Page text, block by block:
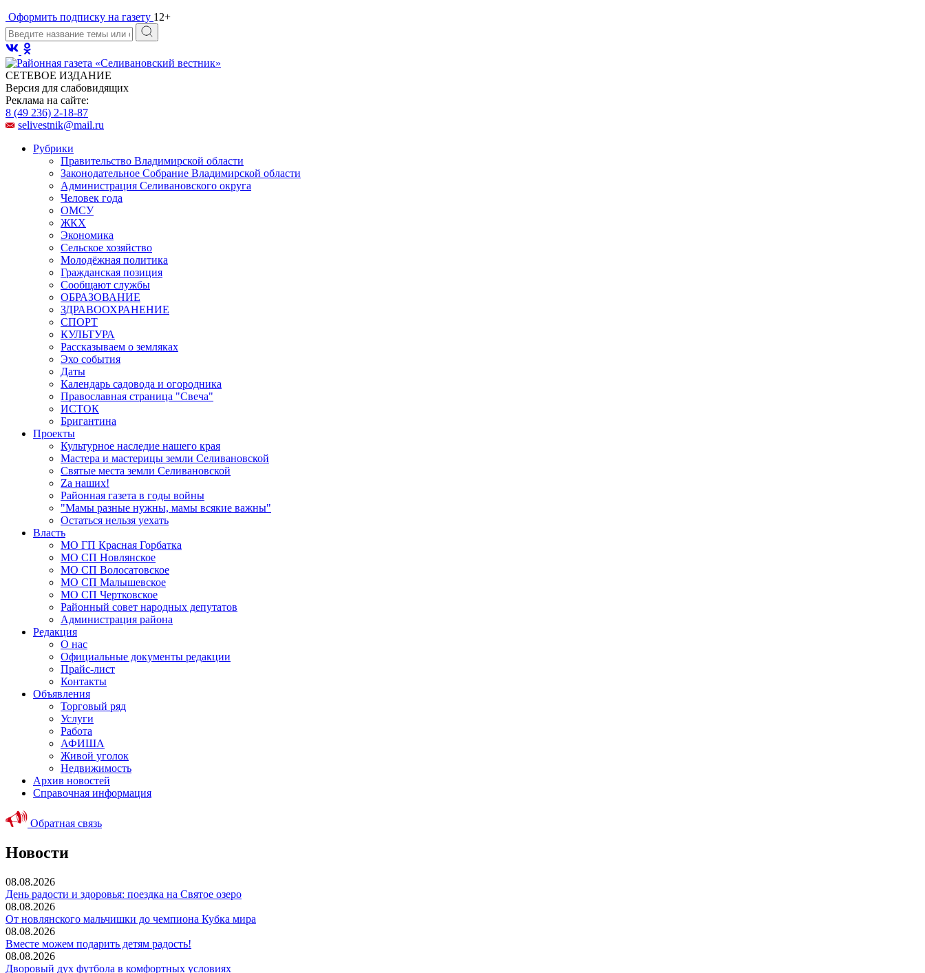
Оформить подписку на газету 12+
СЕТЕВОЕ ИЗДАНИЕ
Версия для слабовидящих
Реклама на сайте:
8 (49 236) 2-18-87
selivestnik@mail.ru
Рубрики
Правительство Владимирской области
Законодательное Собрание Владимирской области
Администрация Селивановского округа
Человек года
ОМСУ
ЖКХ
Экономика
Сельское хозяйство
Молодёжная политика
Гражданская позиция
Сообщают службы
ОБРАЗОВАНИЕ
ЗДРАВООХРАНЕНИЕ
СПОРТ
КУЛЬТУРА
Рассказываем о земляках
Эхо события
Даты
Календарь садовода и огородника
Православная страница "Свеча"
ИСТОК
Бригантина
Проекты
Культурное наследие нашего края
Мастера и мастерицы земли Селивановской
Святые места земли Селивановской
Zа наших!
Районная газета в годы войны
"Мамы разные нужны, мамы всякие важны"
Остаться нельзя уехать
Власть
МО ГП Красная Горбатка
МО СП Новлянское
МО СП Волосатовское
МО СП Малышевское
МО СП Чертковское
Районный совет народных депутатов
Администрация района
Редакция
О нас
Официальные документы редакции
Прайс-лист
Контакты
Объявления
Торговый ряд
Услуги
Работа
АФИША
Живой уголок
Недвижимость
Архив новостей
Справочная информация
Обратная связь
Новости
08.08.2026
День радости и здоровья: поездка на Святое озеро
08.08.2026
От новлянского мальчишки до чемпиона Кубка мира
08.08.2026
Вместе можем подарить детям радость!
08.08.2026
Дворовый дух футбола в комфортных условиях